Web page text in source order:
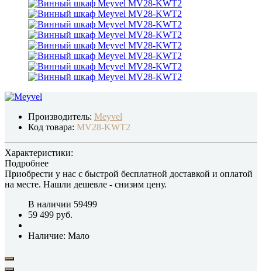
Производитель: Meyvel
Код товара: MV28-KWT2
Характеристики:
Подробнее
Приобрести у нас с быстрой бесплатной доставкой и оплатой
на месте. Нашли дешевле - снизим цену.
В наличии 59499
59 499 руб.
Наличие: Мало